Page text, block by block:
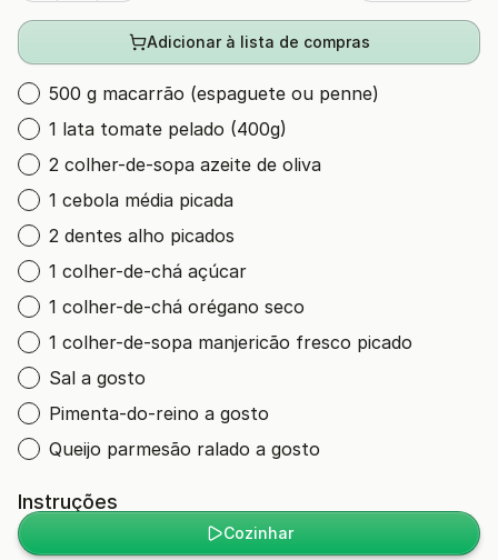
Adicionar à lista de compras
500 g macarrão (espaguete ou penne)
1 lata tomate pelado (400g)
2 colher-de-sopa azeite de oliva
1 cebola média picada
2 dentes alho picados
1 colher-de-chá açúcar
1 colher-de-chá orégano seco
1 colher-de-sopa manjericão fresco picado
Sal a gosto
Pimenta-do-reino a gosto
Queijo parmesão ralado a gosto
Instruções
Cozinhar